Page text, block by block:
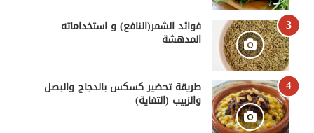
فوائد الشمر(النافع) و استخداماته
المدهشة
طريقة تحضير كسكس بالدجاج والبصل
والزبيب (التفاية)